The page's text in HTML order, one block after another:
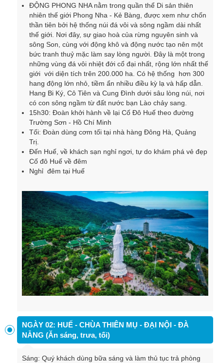
ĐỘNG PHONG NHA nằm trong quần thể Di sản thiên
nhiên thế giới Phong Nha - Kẻ Bàng, được xem như chốn
thần tiên bởi hệ thống núi đá vôi và sông ngầm dài nhất
thế giới. Nơi đây, sự giao hoà của rừng nguyên sinh và
sông Son, cùng với động khô và động nước tạo nên một
bức tranh thuỷ mặc làm say lòng người. Đây là một trong
những vùng đá vôi nhiệt đới cổ đại nhất, rộng lớn nhất thế
giới với diện tích trên 200.000 ha. Có hệ thống hơn 300
hang động lớn nhỏ, tiềm ẩn nhiều điều kỳ lạ và hấp dẫn.
Hang Bi Ký, Cô Tiên và Cung Đình dưới sâu lòng núi, nơi
có con sông ngầm từ đất nước bạn Lào chảy sang.
15h30: Đoàn khởi hành về lại Cố Đô Huế theo đường
Trường Sơn - Hồ Chí Minh
Tối: Đoàn dùng cơm tối tại nhà hàng Đông Hà, Quảng
Trị.
Đến Huế, về khách sạn nghỉ ngơi, tự do khám phá vẻ đẹp
Cố đô Huế về đêm
Nghỉ đêm tại Huế
NGÀY 02: HUẾ - CHÙA THIÊN MỤ - ĐẠI NỘI - ĐÀ
NẴNG (Ăn sáng, trưa, tối)
Sáng: Quý khách dùng bữa sáng và làm thủ tục trả phòng